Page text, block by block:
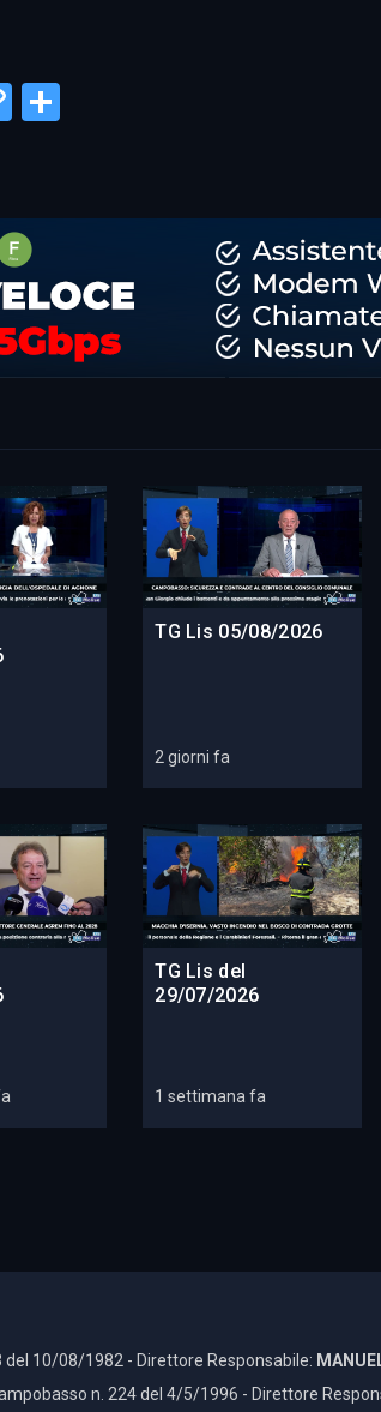
CopyCondividi
TG Lis 05/08/2026
2 giorni fa
TG Lis del
29/07/2026
1 settimana fa
del 10/08/1982 - Direttore Responsabile:
n. 224 del 4/5/1996 - Direttore